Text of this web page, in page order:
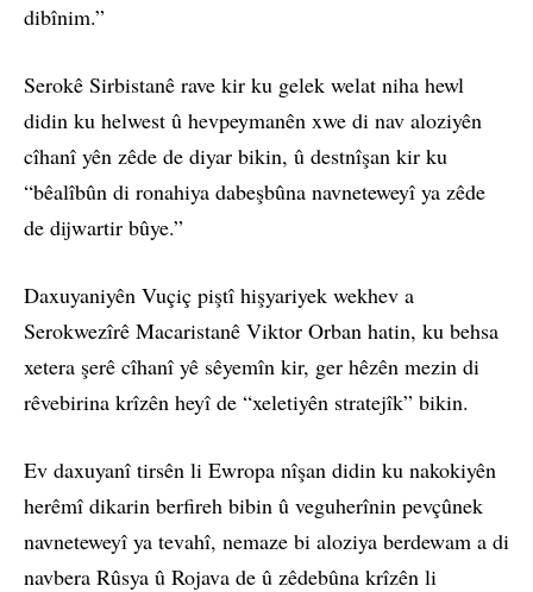
dibînim.”
Serokê Sirbistanê rave kir ku gelek welat niha hewl
didin ku helwest û hevpeymanên xwe di nav aloziyên
cîhanî yên zêde de diyar bikin, û destnîşan kir ku
“bêalîbûn di ronahiya dabeşbûna navneteweyî ya zêde
de dijwartir bûye.”
Daxuyaniyên Vuçiç piştî hişyariyek wekhev a
Serokwezîrê Macaristanê Viktor Orban hatin, ku behsa
xetera şerê cîhanî yê sêyemîn kir, ger hêzên mezin di
rêvebirina krîzên heyî de “xeletiyên stratejîk” bikin.
Ev daxuyanî tirsên li Ewropa nîşan didin ku nakokiyên
herêmî dikarin berfireh bibin û veguherînin pevçûnek
navneteweyî ya tevahî, nemaze bi aloziya berdewam a di
navbera Rûsya û Rojava de û zêdebûna krîzên li